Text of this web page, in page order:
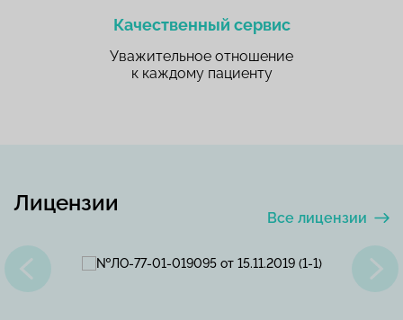
Качественный сервис
Уважительное отношение
к каждому пациенту
Лицензии
Все лицензии